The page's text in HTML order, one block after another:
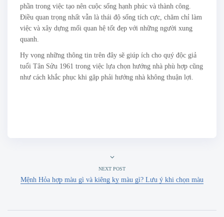
phần trong việc tạo nên cuộc sống hạnh phúc và thành công.
Điều quan trọng nhất vẫn là thái độ sống tích cực, chăm chỉ làm
việc và xây dựng mối quan hệ tốt đẹp với những người xung
quanh.
Hy vọng những thông tin trên đây sẽ giúp ích cho quý độc giả
tuổi Tân Sửu 1961 trong việc lựa chọn hướng nhà phù hợp cũng
như cách khắc phục khi gặp phải hướng nhà không thuận lợi.
NEXT POST
Mệnh Hỏa hợp màu gì và kiêng kỵ màu gì? Lưu ý khi chọn màu